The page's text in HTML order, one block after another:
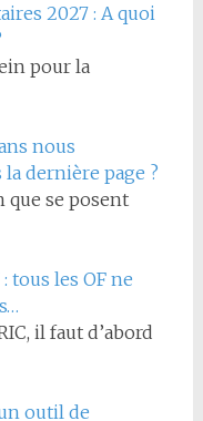
2027 : A quoi
pour la
nous
dernière page ?
que se posent
tous les OF ne
il faut d’abord
outil de